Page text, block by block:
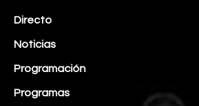
Directo
Noticias
Programación
Programas